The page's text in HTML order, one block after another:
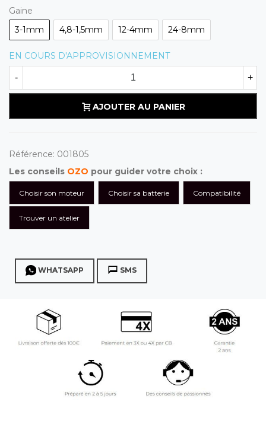
Gaine
3-1mm
4,8-1,5mm 12-4mm 24-8mm
EN COURS D'APPROVISIONNEMENT
- +
AJOUTER AU PANIER
Référence: 001805
Les conseils OZO pour guider votre choix :
Choisir son moteur Choisir sa batterie Compatibilité
Trouver un atelier
WHATSAPP SMS